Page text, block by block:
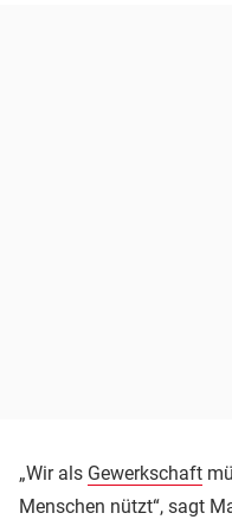
„Wir als Gewerkschaft
Menschen nützt“, sagt